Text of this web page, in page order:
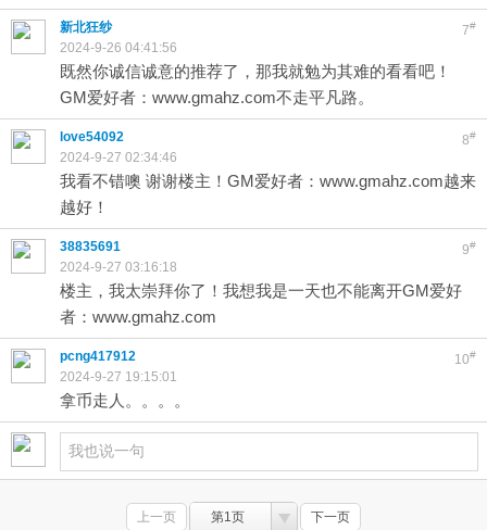
7#
新北狂纱
2024-9-26 04:41:56
既然你诚信诚意的推荐了，那我就勉为其难的看看吧！
GM爱好者：www.gmahz.com不走平凡路。
8#
love54092
2024-9-27 02:34:46
我看不错噢 谢谢楼主！GM爱好者：www.gmahz.com越来
越好！
9#
38835691
2024-9-27 03:16:18
楼主，我太崇拜你了！我想我是一天也不能离开GM爱好
者：www.gmahz.com
10#
pcng417912
2024-9-27 19:15:01
拿币走人。。。。
上一页 第1页 下一页